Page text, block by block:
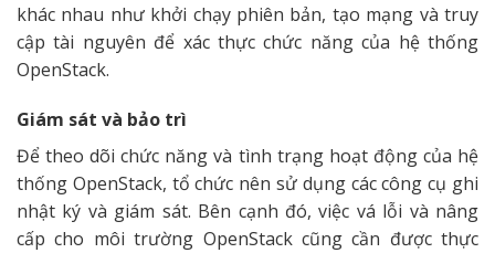
khác nhau như khởi chạy phiên bản, tạo mạng và truy
cập tài nguyên để xác thực chức năng của hệ thống
OpenStack.
Giám sát và bảo trì
Để theo dõi chức năng và tình trạng hoạt động của hệ
thống OpenStack, tổ chức nên sử dụng các công cụ ghi
nhật ký và giám sát. Bên cạnh đó, việc vá lỗi và nâng
cấp cho môi trường OpenStack cũng cần được thực